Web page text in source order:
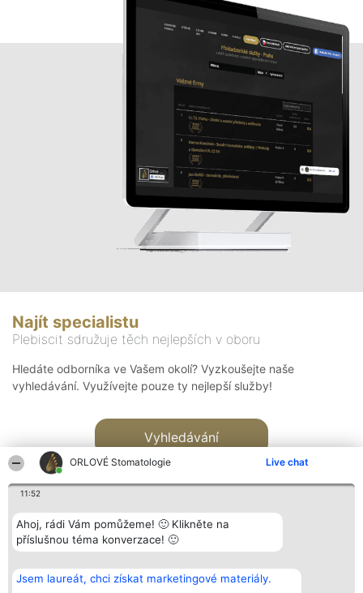
ORLOVÉ Stomatologie Live chat
11:52
Ahoj, rádi Vám pomůžeme! 🙂 Klikněte na
příslušnou téma konverzace! 🙂
Jsem laureát, chci získat marketingové materiály.
Najít specialistu
Plebiscit sdružuje těch nejlepších v oboru
Hledáte odborníka ve Vašem okolí? Vyzkoušejte naše
vyhledávání. Využívejte pouze ty nejlepší služby!
Vyhledávání
Bright Side Solutions sp. z o.
o. sp. k.
Vítězové
Seznam všech
Kontakt